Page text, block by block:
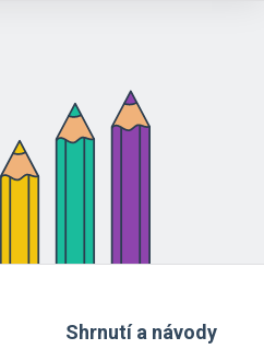
Shrnutí a návody